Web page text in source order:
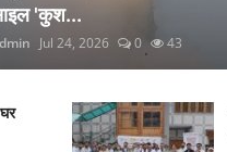
'कुश...
Jul 24, 2026 0 43